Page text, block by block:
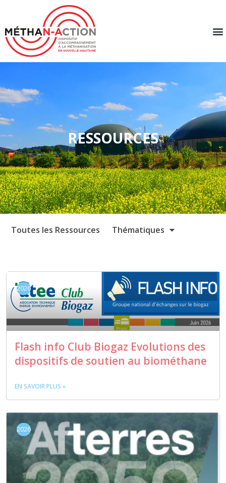
RESSOURCES
Toutes les Ressources Thématiques
2026
Flash info Club Biogaz Evolutions des
dispositifs de soutien au biométhane
EN SAVOIR PLUS »
2026